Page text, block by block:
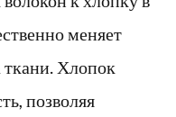
меняет
ткани. Хлопок
позволяя